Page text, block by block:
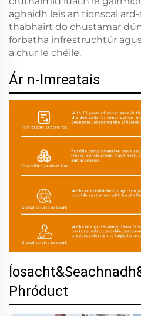
aghaidh leis an tionscal
thabhairt do chustamar
forbatha infrestruchtúr
a chur le chéile.
Ár n-Imreatais
Phróduct